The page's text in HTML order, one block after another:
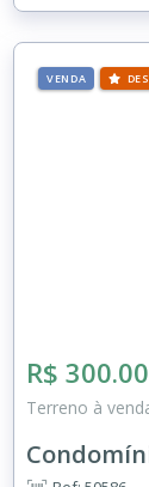
VENDA
R$
Terreno à